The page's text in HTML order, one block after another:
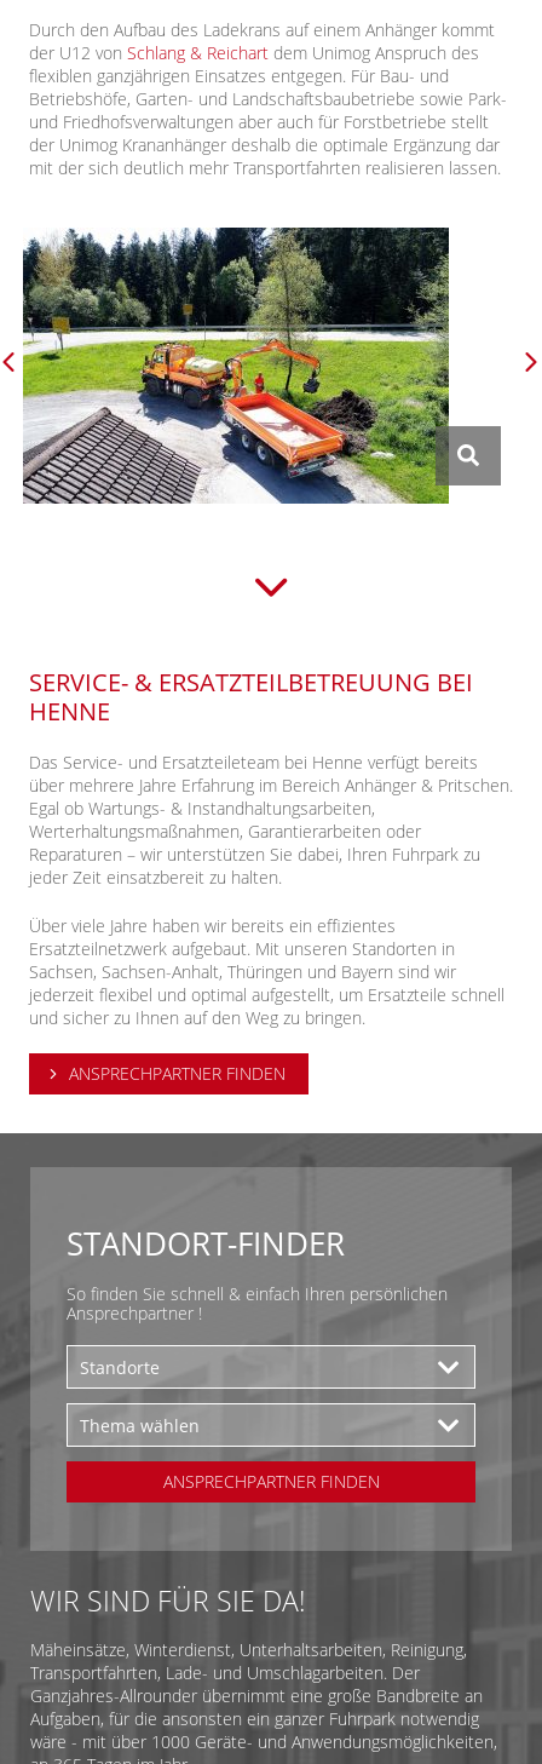
Durch den Aufbau des Ladekrans auf einem Anhänger kommt
der U12 von Schlang & Reichart dem Unimog Anspruch des
flexiblen ganzjährigen Einsatzes entgegen. Für Bau- und
Betriebshöfe, Garten- und Landschaftsbaubetriebe sowie Park-
und Friedhofsverwaltungen aber auch für Forstbetriebe stellt
der Unimog Krananhänger deshalb die optimale Ergänzung dar
mit der sich deutlich mehr Transportfahrten realisieren lassen.
SERVICE- & ERSATZTEILBETREUUNG BEI
HENNE
Das Service- und Ersatzteileteam bei Henne verfügt bereits
über mehrere Jahre Erfahrung im Bereich Anhänger & Pritschen.
Egal ob Wartungs- & Instandhaltungsarbeiten,
Werterhaltungsmaßnahmen, Garantierarbeiten oder
Reparaturen – wir unterstützen Sie dabei, Ihren Fuhrpark zu
jeder Zeit einsatzbereit zu halten.
Über viele Jahre haben wir bereits ein effizientes
Ersatzteilnetzwerk aufgebaut. Mit unseren Standorten in
Sachsen, Sachsen-Anhalt, Thüringen und Bayern sind wir
jederzeit flexibel und optimal aufgestellt, um Ersatzteile schnell
und sicher zu Ihnen auf den Weg zu bringen.
ANSPRECHPARTNER FINDEN
STANDORT-FINDER
So finden Sie schnell & einfach Ihren persönlichen
Ansprechpartner !
ANSPRECHPARTNER FINDEN
WIR SIND FÜR SIE DA!
Mäheinsätze, Winterdienst, Unterhaltsarbeiten, Reinigung,
Transportfahrten, Lade- und Umschlagarbeiten. Der
Ganzjahres-Allrounder übernimmt eine große Bandbreite an
Aufgaben, für die ansonsten ein ganzer Fuhrpark notwendig
wäre - mit über 1000 Geräte- und Anwendungsmöglichkeiten,